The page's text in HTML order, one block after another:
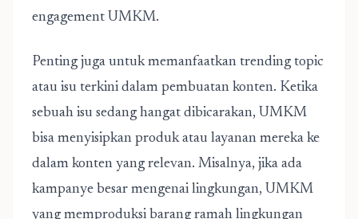
engagement UMKM.
Penting juga untuk memanfaatkan trending topic
atau isu terkini dalam pembuatan konten. Ketika
sebuah isu sedang hangat dibicarakan, UMKM
bisa menyisipkan produk atau layanan mereka ke
dalam konten yang relevan. Misalnya, jika ada
kampanye besar mengenai lingkungan, UMKM
yang memproduksi barang ramah lingkungan